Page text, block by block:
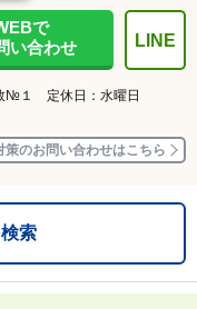
で
い合わせ
LINE
№１ 定休日：水曜日
のお問い合わせはこちら
索